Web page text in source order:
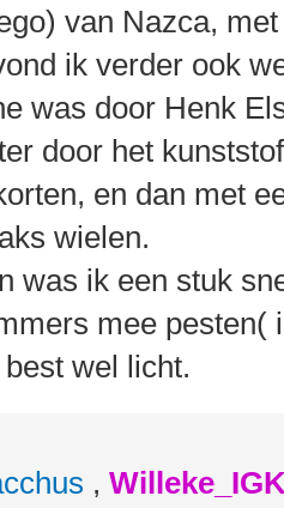
van Nazca,
ik verder ook
was door Henk
door het
en dan met
wielen.
was ik een stuk
mee pesten(
wel licht.
,